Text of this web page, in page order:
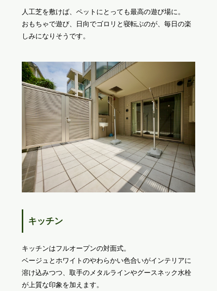
人工芝を敷けば、ペットにとっても最高の遊び場に。
おもちゃで遊び、日向でゴロリと寝転ぶのが、毎日の楽
しみになりそうです。
キッチン
キッチンはフルオープンの対面式。
ベージュとホワイトのやわらかい色合いがインテリアに
溶け込みつつ、取手のメタルラインやグースネック水栓
が上質な印象を加えます。